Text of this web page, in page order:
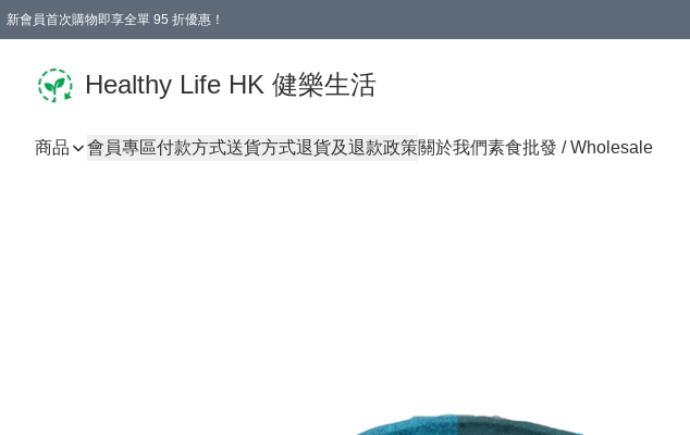
新會員首次購物即享全單 95 折優惠！
Healthy Life HK 健樂生活
商品 會員專區付款方式送貨方式退貨及退款政策關於我們素食批發 / Wholesale